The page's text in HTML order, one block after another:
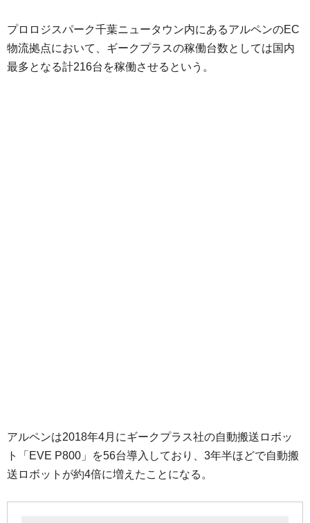
プロロジスパーク千葉ニュータウン内にあるアルペンのEC
物流拠点において、ギークプラスの稼働台数としては国内
最多となる計216台を稼働させるという。
アルペンは2018年4月にギークプラス社の自動搬送ロボッ
ト「EVE P800」を56台導入しており、3年半ほどで自動搬
送ロボットが約4倍に増えたことになる。